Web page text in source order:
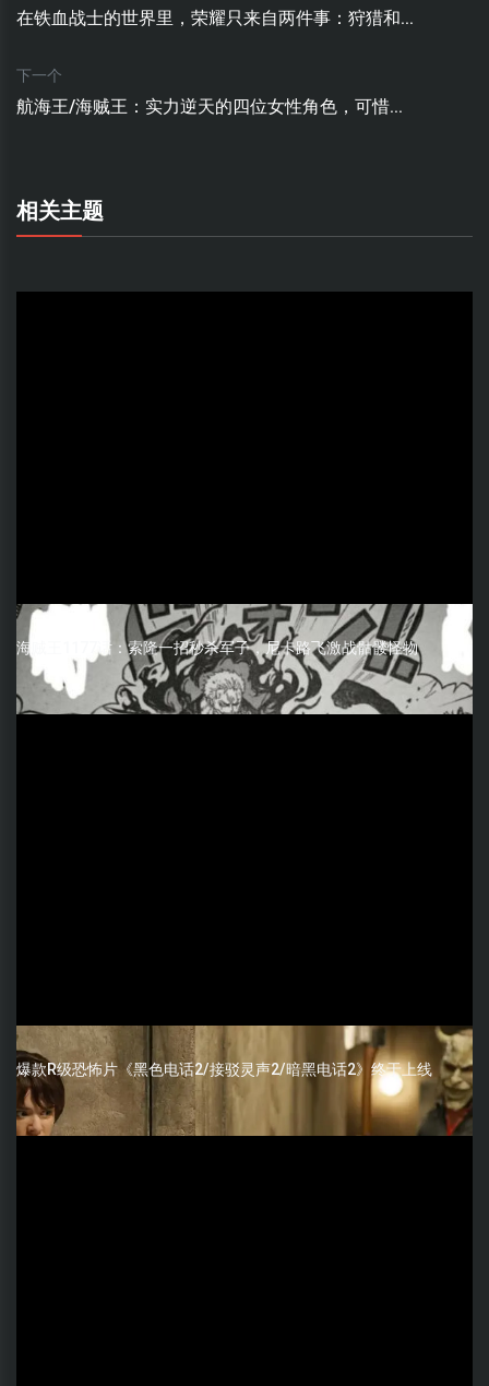
在铁血战士的世界里，荣耀只来自两件事：狩猎和...
下一个
航海王/海贼王：实力逆天的四位女性角色，可惜...
相关主题
海贼王1177话：索隆一招秒杀军子，尼卡路飞激战骷髅怪物
爆款R级恐怖片《黑色电话2/接驳灵声2/暗黑电话2》终于上线